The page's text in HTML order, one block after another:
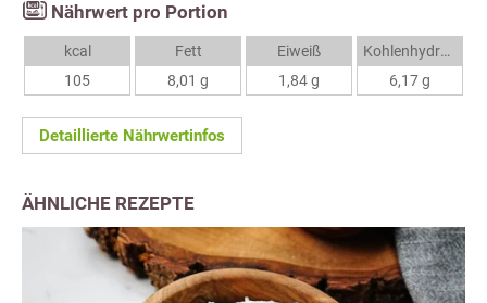
Nährwert pro Portion
kcal
105
Fett
8,01 g
Eiweiß
1,84 g
Kohlenhydrate
6,17 g
Detaillierte Nährwertinfos
ÄHNLICHE REZEPTE